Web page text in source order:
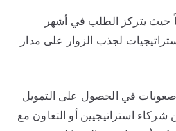
حيث يتركز الطلب في أشهر
لجذب الزوار على مدار
في الحصول على التمويل
شركاء استراتيجيين أو التعاون مع